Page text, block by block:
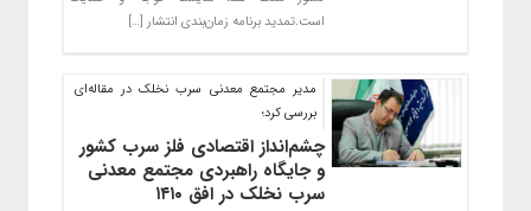
است.تمدید برنامه زمان‌بندی انتشار […]
مدیر مجتمع معدنی سرب نخلک در مقاله‌ای
بررسی کرد؛
چشم‌انداز اقتصادی فلز سرب کشور
و جایگاه راهبردی مجتمع معدنی
سرب نخلک در افق ۱۴۱۰